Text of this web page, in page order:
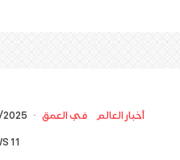
أخبار العالم في العمق ·
11 VIEWS